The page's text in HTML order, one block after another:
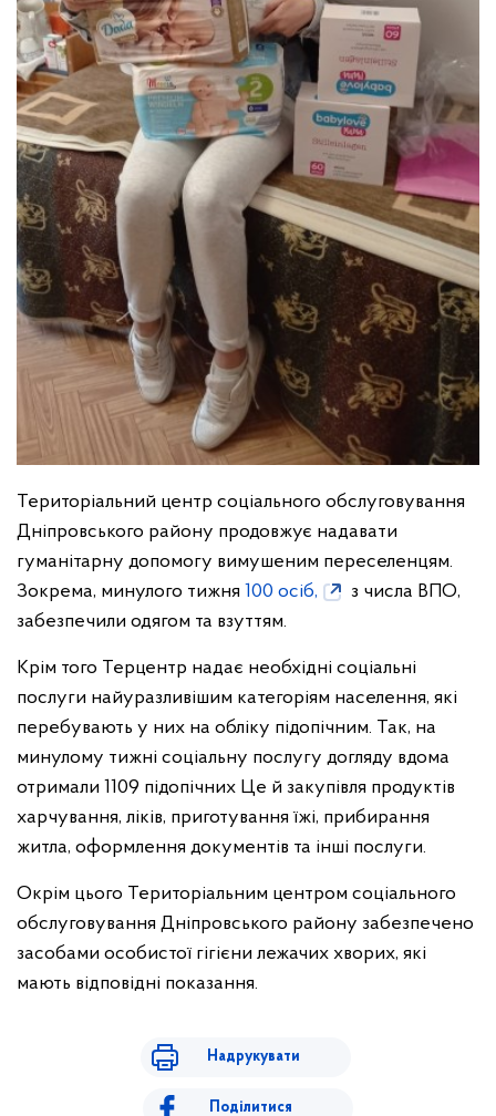
Територіальний центр соціального обслуговування
Дніпровського району продовжує надавати
гуманітарну допомогу вимушеним переселенцям.
Зокрема, минулого тижня 100 осіб,
з числа ВПО,
забезпечили одягом та взуттям.
Крім того Терцентр надає необхідні соціальні
послуги найуразливішим категоріям населення, які
перебувають у них на обліку підопічним. Так, на
минулому тижні соціальну послугу догляду вдома
отримали 1109 підопічних Це й закупівля продуктів
харчування, ліків, приготування їжі, прибирання
житла, оформлення документів та інші послуги.
Окрім цього Територіальним центром соціального
обслуговування Дніпровського району забезпечено
засобами особистої гігієни лежачих хворих, які
мають відповідні показання.
Надрукувати
Поділитися